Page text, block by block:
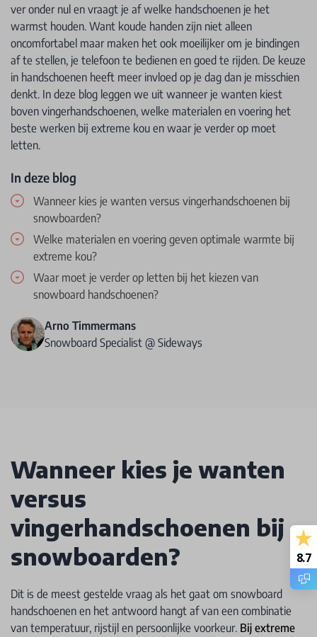
ver onder nul en vraagt je af welke handschoenen je het
warmst houden. Want koude handen zijn niet alleen
oncomfortabel maar maken het ook moeilijker om je bindingen
af te stellen, je telefoon te bedienen en goed te rijden. De keuze
in handschoenen heeft meer invloed op je dag dan je misschien
denkt. In deze blog leggen we uit wanneer je wanten kiest
boven vingerhandschoenen, welke materialen en voering het
beste werken bij extreme kou en waar je verder op moet
letten.
In deze blog
Wanneer kies je wanten versus vingerhandschoenen bij
snowboarden?
Welke materialen en voering geven optimale warmte bij
extreme kou?
Waar moet je verder op letten bij het kiezen van
snowboard handschoenen?
Arno Timmermans
Snowboard Specialist @ Sideways
Wanneer kies je wanten
versus
vingerhandschoenen bij
snowboarden?
Dit is de meest gestelde vraag als het gaat om snowboard
handschoenen en het antwoord hangt af van een combinatie
van temperatuur, rijstijl en persoonlijke voorkeur. Bij extreme
8.7